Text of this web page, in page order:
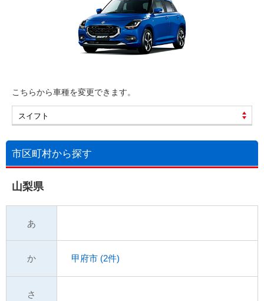
こちらから車種を変更できます。
市区町村から探す
山梨県
あ
か 甲府市 (2件)
さ